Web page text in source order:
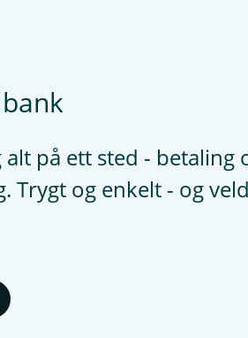
på ett sted - betaling
Trygt og enkelt - og